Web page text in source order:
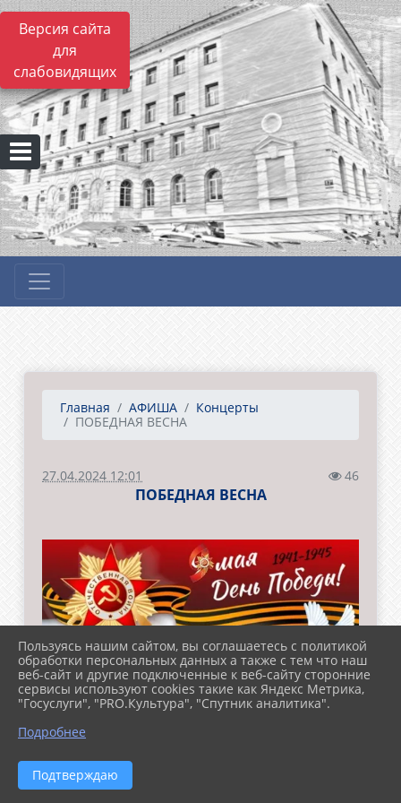
Версия сайта
для
слабовидящих
Главная АФИША
Концерты
ПОБЕДНАЯ ВЕСНА
27.04.2024 12:01 46
ПОБЕДНАЯ ВЕСНА
Пользуясь нашим сайтом, вы соглашаетесь с политикой
обработки персональных данных а также с тем что наш
веб-сайт и другие подключенные к веб-сайту сторонние
сервисы используют cookies такие как Яндекс Метрика,
"Госуслуги", "PRO.Культура", "Спутник аналитика".
Подробнее
Подтверждаю